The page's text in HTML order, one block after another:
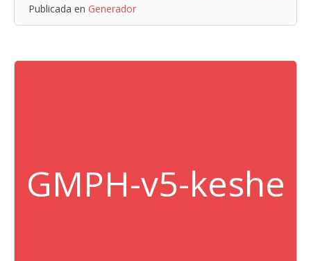
Publicada en Generador
GMPH-v5-keshe